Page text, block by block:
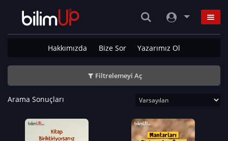
Hakkımızda Bize Sor Yazarımız Ol
Filtrelemeyi Aç
Arama Sonuçları